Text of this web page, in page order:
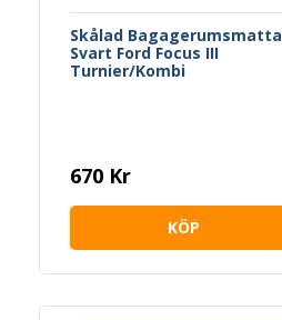
Skålad Bagagerumsmatta
Svart Ford Focus III
Turnier/Kombi
670 Kr
KÖP